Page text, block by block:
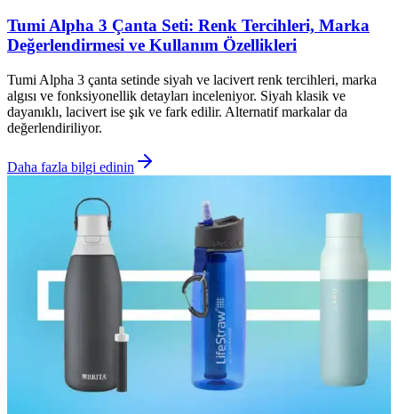
Tumi Alpha 3 Çanta Seti: Renk Tercihleri, Marka
Değerlendirmesi ve Kullanım Özellikleri
Tumi Alpha 3 çanta setinde siyah ve lacivert renk tercihleri, marka
algısı ve fonksiyonellik detayları inceleniyor. Siyah klasik ve
dayanıklı, lacivert ise şık ve fark edilir. Alternatif markalar da
değerlendiriliyor.
Daha fazla bilgi edinin